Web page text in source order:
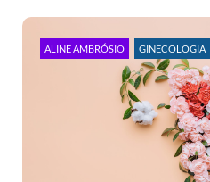
ALINE AMBRÓSIO GINECOLOGIA